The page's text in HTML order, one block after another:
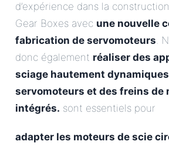
d’expérience dans la
Gear Boxes avec une nouvelle
fabrication de servomoteurs.
donc également réaliser des
sciage hautement
servomoteurs et des freins de
intégrés. sont essentiels pour
adapter les moteurs de scie